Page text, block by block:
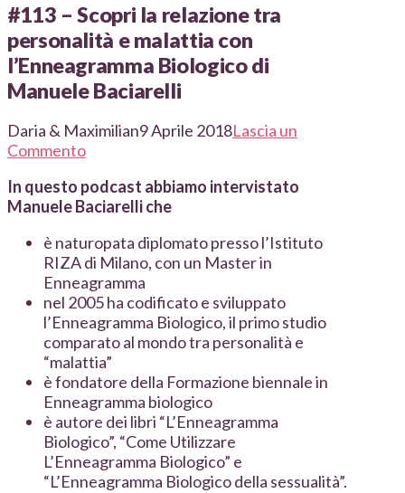
#113 – Scopri la relazione tra
personalità e malattia con
l’Enneagramma Biologico di
Manuele Baciarelli
Daria & Maximilian9 Aprile 2018Lascia un
Commento
In questo podcast abbiamo intervistato
Manuele Baciarelli che
è naturopata diplomato presso l’Istituto
RIZA di Milano, con un Master in
Enneagramma
nel 2005 ha codificato e sviluppato
l’Enneagramma Biologico, il primo studio
comparato al mondo tra personalità e
“malattia”
è fondatore della Formazione biennale in
Enneagramma biologico
è autore dei libri “L’Enneagramma
Biologico”, “Come Utilizzare
L’Enneagramma Biologico” e
“L’Enneagramma Biologico della sessualità”.